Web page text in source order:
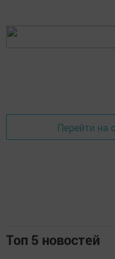
Перейти на
Топ 5 новостей